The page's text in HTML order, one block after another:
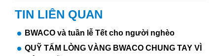
TIN LIÊN QUAN
BWACO và tuần lễ Tết cho người nghèo
QUỸ TẤM LÒNG VÀNG BWACO CHUNG TAY VÌ